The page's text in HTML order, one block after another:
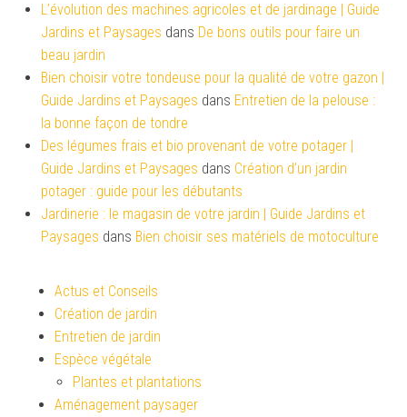
L'évolution des machines agricoles et de jardinage | Guide
Jardins et Paysages dans De bons outils pour faire un
beau jardin
Bien choisir votre tondeuse pour la qualité de votre gazon |
Guide Jardins et Paysages dans Entretien de la pelouse :
la bonne façon de tondre
Des légumes frais et bio provenant de votre potager |
Guide Jardins et Paysages dans Création d’un jardin
potager : guide pour les débutants
Jardinerie : le magasin de votre jardin | Guide Jardins et
Paysages dans Bien choisir ses matériels de motoculture
Actus et Conseils
Création de jardin
Entretien de jardin
Espèce végétale
Plantes et plantations
Aménagement paysager